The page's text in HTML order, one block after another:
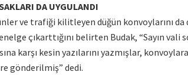
DA UYGULANDI
ve trafiği kilitleyen düğün konvoylarını
çıkarttığını belirten Budak, “Sayın vali
karşı kesin yazılarını yazmışlar,
gönderilmiş” dedi.